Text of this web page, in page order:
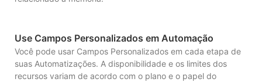
Use Campos Personalizados em Automação
Você pode usar Campos Personalizados em cada etapa de
suas Automatizações. A disponibilidade e os limites dos
recursos variam de acordo com o plano e o papel do